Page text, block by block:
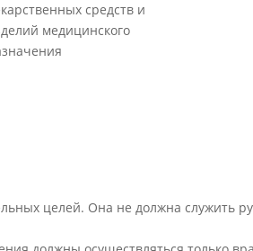
средств и
медицинского
целей. Она не должна служить